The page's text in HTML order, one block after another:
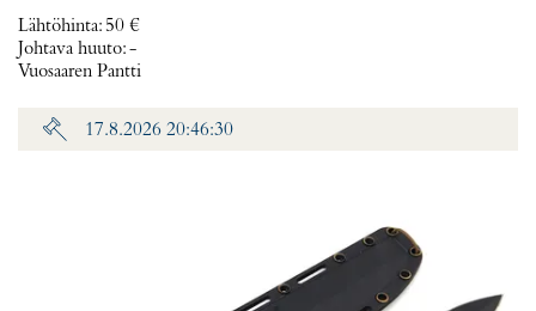
Lähtöhinta: 50 €
Johtava huuto:-
Vuosaaren Pantti
17.8.2026 20:46:30